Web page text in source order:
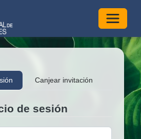
Canjear invitación
de sesión